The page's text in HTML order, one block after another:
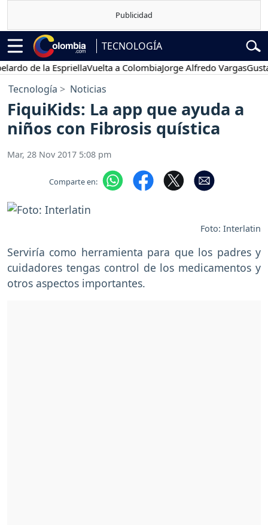
TECNOLOGÍA
de la EspriellaVuelta a ColombiaJorge Alfredo VargasGustavo
Tecnología Noticias
FiquiKids: La app que ayuda a
niños con Fibrosis quística
Mar, 28 Nov 2017 5:08 pm
Comparte en:
Foto: Interlatin
Serviría como herramienta para que los padres y
cuidadores tengas control de los medicamentos y
otros aspectos importantes.